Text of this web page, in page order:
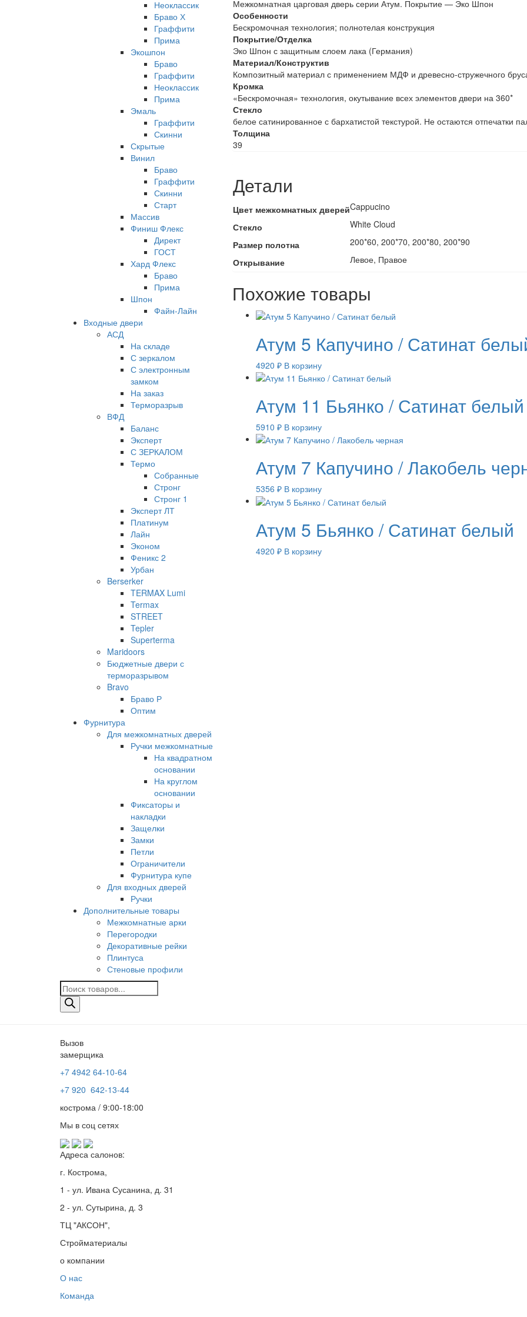
Неоклассик
Браво Х
Граффити
Прима
Экошпон
Браво
Граффити
Неоклассик
Прима
Эмаль
Граффити
Скинни
Скрытые
Винил
Браво
Граффити
Скинни
Старт
Массив
Финиш Флекс
Директ
ГОСТ
Хард Флекс
Браво
Прима
Шпон
Файн-Лайн
Входные двери
АСД
На складе
С зеркалом
С электронным
замком
На заказ
Терморазрыв
ВФД
Баланс
Эксперт
С ЗЕРКАЛОМ
Термо
Собранные
Стронг
Стронг 1
Эксперт ЛТ
Платинум
Лайн
Эконом
Феникс 2
Урбан
Berserker
TERMAX Lumi
Termax
STREET
Tepler
Superterma
Maridoors
Бюджетные двери с
терморазрывом
Bravo
Браво Р
Оптим
Фурнитура
Для межкомнатных дверей
Ручки межкомнатные
На квадратном
основании
На круглом
основании
Фиксаторы и
накладки
Защелки
Замки
Петли
Ограничители
Фурнитура купе
Для входных дверей
Ручки
Дополнительные товары
Межкомнатные арки
Перегородки
Декоративные рейки
Плинтуса
Стеновые профили
Поиск
товаров
Межкомнатная царговая дверь серии Атум. Покрытие — Эко Шпон
Особенности
Бескромочная технология; полнотелая конструкция
Покрытие/Отделка
Эко Шпон с защитным слоем лака (Германия)
Материал/Конструктив
Композитный материал с применением МДФ и древесно-стружечного
Кромка
«Бескромочная» технология, окутывание всех элементов двери на 360*
Стекло
белое сатинированное с бархатистой текстурой. Не остаются отпечатки
Толщина
39
Детали
Цвет межкомнатных дверейCappucino
Стекло
White Cloud
Размер полотна
200*60, 200*70, 200*80, 200*90
Открывание
Левое, Правое
Похожие товары
Атум 5 Капучино / Сатинат
4920 ₽ В корзину
Атум 11 Бьянко / Сатинат белый
5910 ₽ В корзину
Атум 7 Капучино / Лакобель
5356 ₽ В корзину
Атум 5 Бьянко / Сатинат белый
4920 ₽ В корзину
Вызов
замерщика
+7 4942 64-10-64
+7 920 642-13-44
кострома / 9:00-18:00
Мы в соц сетях
Адреса салонов:
г. Кострома,
1 - ул. Ивана Сусанина, д. 31
2 - ул. Сутырина, д. 3
ТЦ "АКСОН",
Стройматериалы
о компании
О нас
Команда